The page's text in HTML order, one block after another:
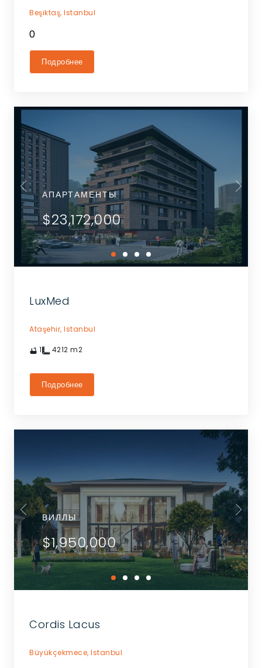
Beşiktaş, Istanbul
0
Подробнее
АПАРТАМЕНТЫ
$23,172,000
LuxMed
Ataşehir, Istanbul
1 4212 m2
Подробнее
ВИЛЛЫ
$1,950,000
Cordis Lacus
Büyükçekmece, Istanbul